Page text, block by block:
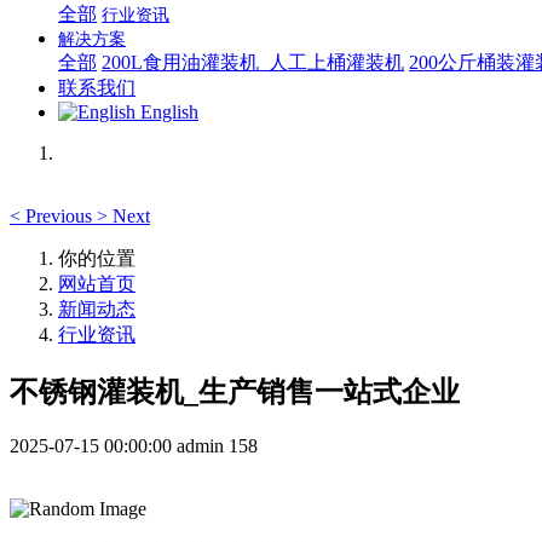
全部 行业资讯
解决方案
全部 200L食用油灌装机_人工上桶灌装机 200公斤桶装
联系我们
English
< Previous > Next
你的位置
网站首页
新闻动态
行业资讯
不锈钢 灌装机_生产销售一站式企业
2025-07-15 00:00:00 admin 158